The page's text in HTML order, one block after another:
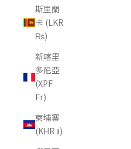
斯里蘭
卡 (LKR
₨)
新喀里
多尼亞
(XPF
Fr)
柬埔寨
(KHR ៛)